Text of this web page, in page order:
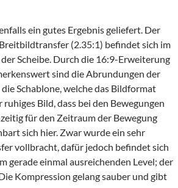
ein gutes Ergebnis geliefert. Der
(2.35:1) befindet sich im
Scheibe. Durch die 16:9-Erweiterung
sind die Abrundungen der
Schablone, welche das Bildformat
Bild, dass bei den Bewegungen
für den Zeitraum der Bewegung
sich hier. Zwar wurde ein sehr
vollbracht, dafür jedoch befindet sich
gerade einmal ausreichenden Level; der
Kompression gelang sauber und gibt